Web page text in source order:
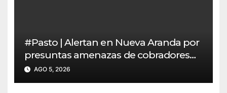
#Pasto | Alertan en Nueva Aranda por
presuntas amenazas de cobradores
“gota a gota”
AGO 5, 2026